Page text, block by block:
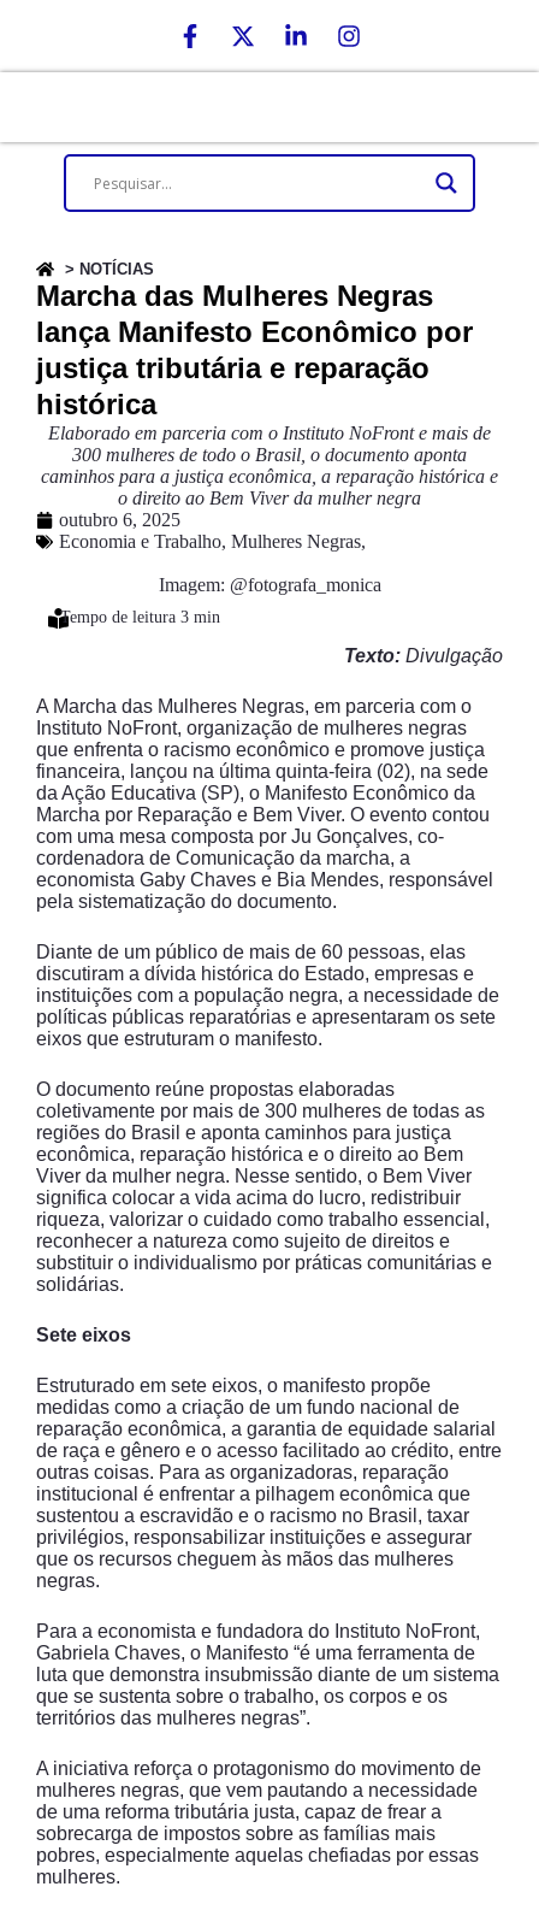
> NOTÍCIAS
Marcha das Mulheres Negras
lança Manifesto Econômico por
justiça tributária e reparação
histórica
Elaborado em parceria com o Instituto NoFront e mais de
300 mulheres de todo o Brasil, o documento aponta
caminhos para a justiça econômica, a reparação histórica e
o direito ao Bem Viver da mulher negra
outubro 6, 2025
Economia e Trabalho, Mulheres Negras,
Imagem: @fotografa_monica
Texto: Divulgação
A Marcha das Mulheres Negras, em parceria com o
Instituto NoFront, organização de mulheres negras
que enfrenta o racismo econômico e promove justiça
financeira, lançou na última quinta-feira (02), na sede
da Ação Educativa (SP), o Manifesto Econômico da
Marcha por Reparação e Bem Viver. O evento contou
com uma mesa composta por Ju Gonçalves, co-
cordenadora de Comunicação da marcha, a
economista Gaby Chaves e Bia Mendes, responsável
pela sistematização do documento.
Diante de um público de mais de 60 pessoas, elas
discutiram a dívida histórica do Estado, empresas e
instituições com a população negra, a necessidade de
políticas públicas reparatórias e apresentaram os sete
eixos que estruturam o manifesto.
O documento reúne propostas elaboradas
coletivamente por mais de 300 mulheres de todas as
regiões do Brasil e aponta caminhos para justiça
econômica, reparação histórica e o direito ao Bem
Viver da mulher negra. Nesse sentido, o Bem Viver
significa colocar a vida acima do lucro, redistribuir
riqueza, valorizar o cuidado como trabalho essencial,
reconhecer a natureza como sujeito de direitos e
substituir o individualismo por práticas comunitárias e
solidárias.
Sete eixos
Estruturado em sete eixos, o manifesto propõe
medidas como a criação de um fundo nacional de
reparação econômica, a garantia de equidade salarial
de raça e gênero e o acesso facilitado ao crédito, entre
outras coisas. Para as organizadoras, reparação
institucional é enfrentar a pilhagem econômica que
sustentou a escravidão e o racismo no Brasil, taxar
privilégios, responsabilizar instituições e assegurar
que os recursos cheguem às mãos das mulheres
negras.
Para a economista e fundadora do Instituto NoFront,
Gabriela Chaves, o Manifesto “é uma ferramenta de
luta que demonstra insubmissão diante de um sistema
que se sustenta sobre o trabalho, os corpos e os
territórios das mulheres negras”.
A iniciativa reforça o protagonismo do movimento de
mulheres negras, que vem pautando a necessidade
de uma reforma tributária justa, capaz de frear a
sobrecarga de impostos sobre as famílias mais
pobres, especialmente aquelas chefiadas por essas
mulheres.